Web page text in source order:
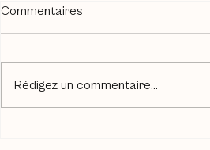
Commentaires
Rédigez un commentaire...